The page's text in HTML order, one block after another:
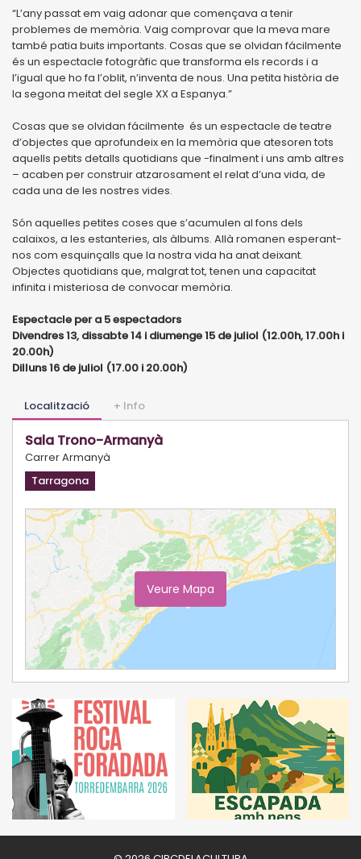
“L’any passat em vaig adonar que començava a tenir
problemes de memòria. Vaig comprovar que la meva mare
també patia buits importants. Cosas que se olvidan fácilmente
és un espectacle fotogràfic que transforma els records i a
l’igual que ho fa l’oblit, n’inventa de nous. Una petita història de
la segona meitat del segle XX a Espanya.”
Cosas que se olvidan fácilmente és un espectacle de teatre
d’objectes que aprofundeix en la memòria que atesoren tots
aquells petits detalls quotidians que -finalment i uns amb altres
– acaben per construir atzarosament el relat d’una vida, de
cada una de les nostres vides.
Són aquelles petites coses que s’acumulen al fons dels
calaixos, a les estanteries, als àlbums. Allà romanen esperant-
nos com esquinçalls que la nostra vida ha anat deixant.
Objectes quotidians que, malgrat tot, tenen una capacitat
infinita i misteriosa de convocar memòria.
Espectacle per a 5 espectadors
Divendres 13, dissabte 14 i diumenge 15 de juliol (12.00h, 17.00h i
20.00h)
Dilluns 16 de juliol (17.00 i 20.00h)
Localització + Info
Sala Trono-Armanyà
Carrer Armanyà
Tarragona
Veure Mapa